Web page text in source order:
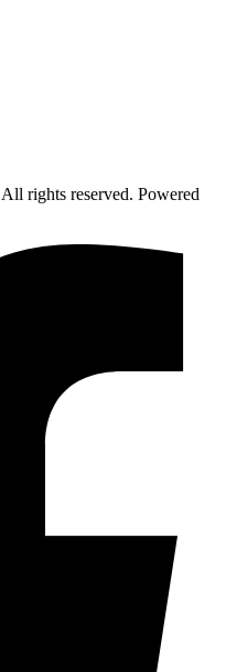
rights reserved. Powered